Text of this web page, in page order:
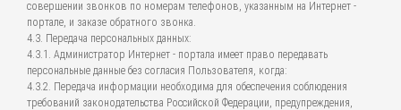
совершении звонков по номерам телефонов, указанным на Интернет -
портале, и заказе обратного звонка.
4.3. Передача персональных данных:
4.3.1. Администратор Интернет - портала имеет право передавать
персональные данные без согласия Пользователя, когда:
4.3.2. Передача информации необходима для обеспечения соблюдения
требований законодательства Российской Федерации, предупреждения,